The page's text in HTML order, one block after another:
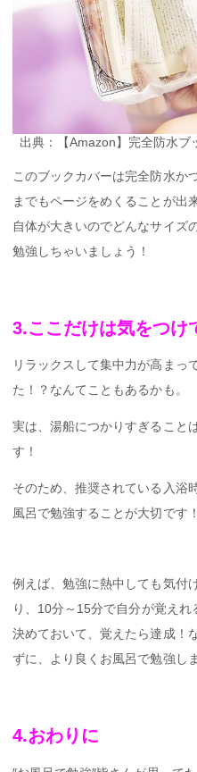
出典：【Amazon】完全防水
このブックカバーは完全防水か
までもページをめくることが出
自体が大きいのでどんなサイズ
勉強しちゃいましょう！
3.ここだけは気をつけ
リラックスして集中力が高まっ
た！？なんてこともあるかも。
実は、湯船につかりすぎること
す！
そのため、推奨されている入浴
風呂で勉強することが大切です！
例えば、勉強に熱中しても気付
り、10分～15分で自分が覚え
決めておいて、覚えたら達成！
ずに、より良くお風呂で勉強し
4.おわり に